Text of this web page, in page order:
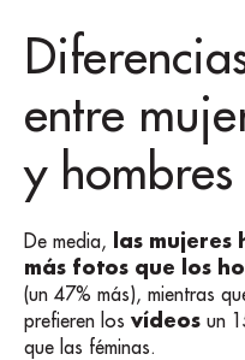
entre
y hombres
De media, las mujeres
más fotos que los
(un 47% más), mientras
prefieren los vídeos un
que las féminas.